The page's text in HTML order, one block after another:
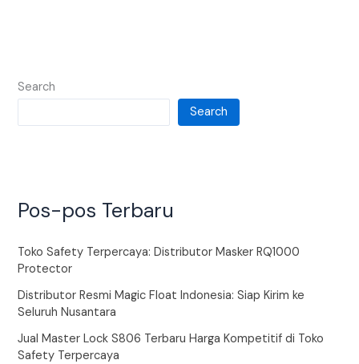
Search
Search
Pos-pos Terbaru
Toko Safety Terpercaya: Distributor Masker RQ1000
Protector
Distributor Resmi Magic Float Indonesia: Siap Kirim ke
Seluruh Nusantara
Jual Master Lock S806 Terbaru Harga Kompetitif di Toko
Safety Terpercaya